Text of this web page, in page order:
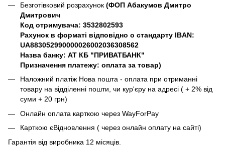
Безготівковий розрахунок (ФОП Абакумов Дмитро
Дмитрович
Код отримувача: 3532802593
Рахунок в форматі відповідно о стандарту IBAN:
UA883052990000026002036308562
Назва банку: АТ КБ "ПРИВАТБАНК"
Призначення платежу: оплата за товар)
Наложний платіж Нова пошта - оплата при отриманні
товару на відділенні пошти, чи кур'єру на адресі ( + 2% від
суми + 20 грн)
Онлайн оплата карткою через WayForPay
Карткою єВідновлення ( через онлайн оплату на сайті)
Гарантія від виробника 12 місяців.